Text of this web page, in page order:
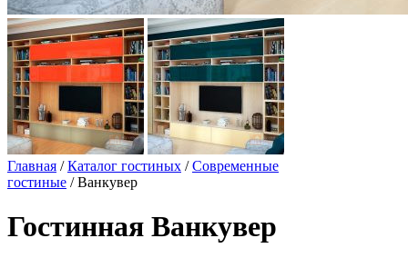
Главная /Каталог гостиных /Современные
гостиные / Ванкувер
Гостинная Ванкувер